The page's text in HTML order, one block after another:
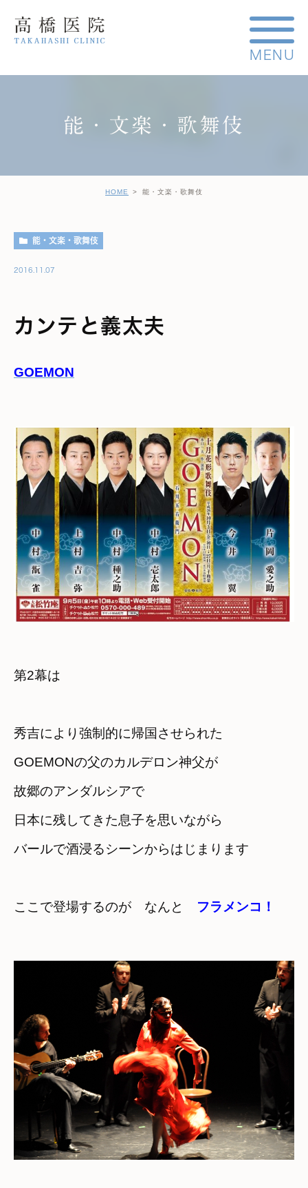
能・文楽・歌舞伎
HOME 能・文楽・歌舞伎
能・文楽・歌舞伎
2016.11.07
カンテと義太夫
GOEMON
第2幕は
秀吉により強制的に帰国させられた
GOEMONの父のカルデロン神父が
故郷のアンダルシアで
日本に残してきた息子を思いながら
バールで酒浸るシーンからはじまります
ここで登場するのが　なんと フラメンコ！